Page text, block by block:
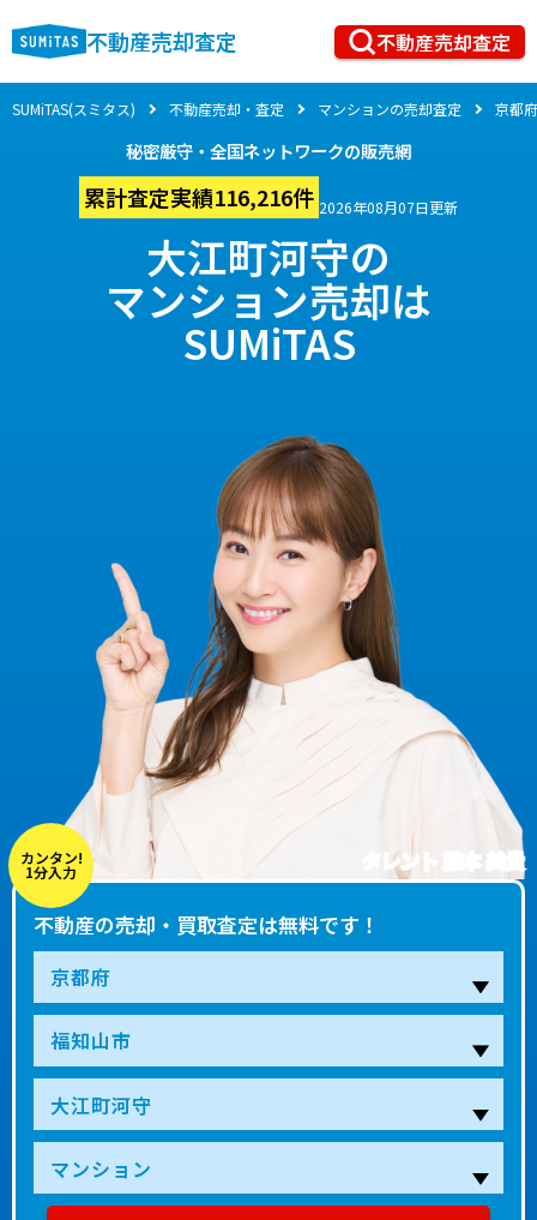
不動産売却査定 不動産売却査定
SUMiTAS(スミタス) 不動産売却・査定 マンションの売却査定 京都府
秘密厳守・全国ネットワークの販売網
累計査定実績116,216件 2026年08月07日更新
大江町河守の
マンション売却は
SUMiTAS
タレント 藤本 美貴
カンタン!
1分入力
不動産の売却・買取査定は無料です！